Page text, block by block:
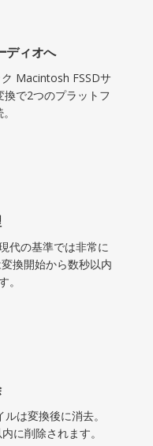
ディオへ
Macintosh FSSDサ
で2つのプラットフ
代の基準では非常に
換開始から数秒以内
。
は変換後に消去。
に削除されます。